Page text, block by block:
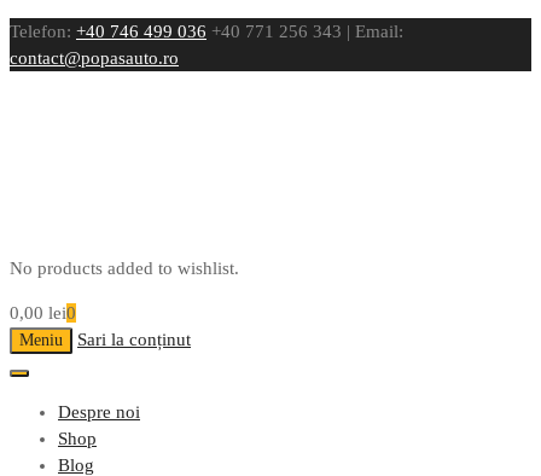
Telefon: +40 746 499 036 +40 771 256 343 | Email:
contact@popasauto.ro
No products added to wishlist.
0,00 lei0
Meniu Sari la conținut
Despre noi
Shop
Blog